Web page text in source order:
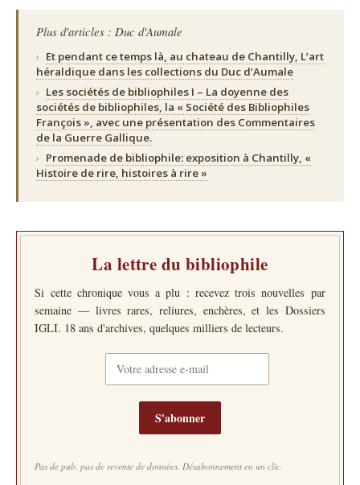
Plus d'articles : Duc d'Aumale
› Et pendant ce temps là, au chateau de Chantilly, L’art
héraldique dans les collections du Duc d’Aumale
› Les sociétés de bibliophiles I – La doyenne des
sociétés de bibliophiles, la « Société des Bibliophiles
François », avec une présentation des Commentaires
de la Guerre Gallique.
› Promenade de bibliophile: exposition à Chantilly, «
Histoire de rire, histoires à rire »
La lettre du bibliophile
Si cette chronique vous a plu : recevez trois nouvelles par
semaine — livres rares, reliures, enchères, et les Dossiers
IGLI. 18 ans d'archives, quelques milliers de lecteurs.
S'abonner
Pas de pub, pas de revente de données. Désabonnement en un clic.